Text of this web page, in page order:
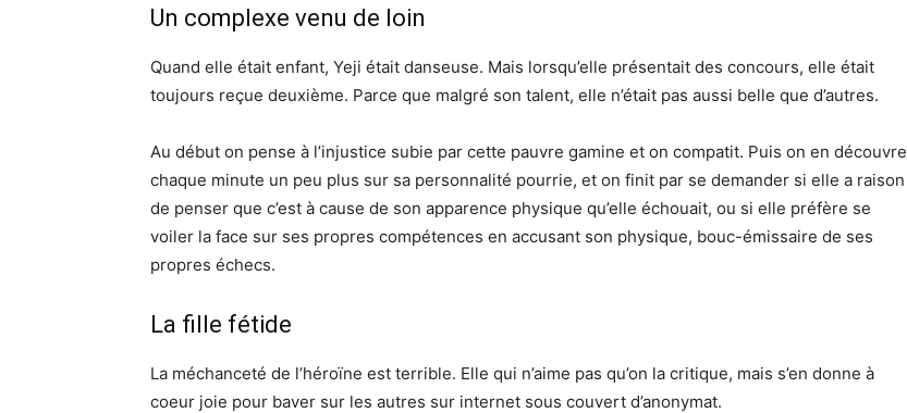
Un complexe venu de loin
Quand elle était enfant, Yeji était danseuse. Mais lorsqu’elle présentait des concours, elle était
toujours reçue deuxième. Parce que malgré son talent, elle n’était pas aussi belle que d’autres.
Au début on pense à l’injustice subie par cette pauvre gamine et on compatit. Puis on en découvre
chaque minute un peu plus sur sa personnalité pourrie, et on finit par se demander si elle a raison
de penser que c’est à cause de son apparence physique qu’elle échouait, ou si elle préfère se
voiler la face sur ses propres compétences en accusant son physique, bouc-émissaire de ses
propres échecs.
La fille fétide
La méchanceté de l’héroïne est terrible. Elle qui n’aime pas qu’on la critique, mais s’en donne à
coeur joie pour baver sur les autres sur internet sous couvert d’anonymat.